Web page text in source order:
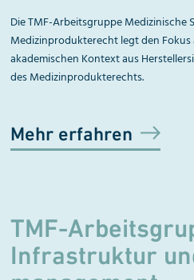
Die TMF-Arbeitsgruppe Medizinische
Medizinprodukterecht legt den
akademischen Kontext aus
des Medizinprodukterechts.
Mehr erfahren
TMF-
Infrastruktur